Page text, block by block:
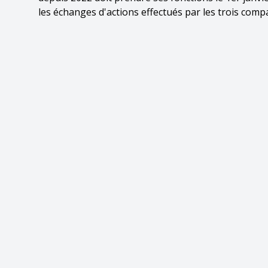
les échanges d'actions effectués par les trois